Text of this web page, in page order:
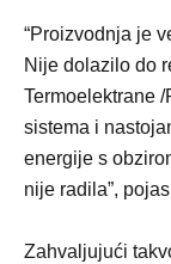
“Proizvodnja je
Nije dolazilo do
Termoelektrane
sistema i
energije s
nije radila”,
Zahvaljujući